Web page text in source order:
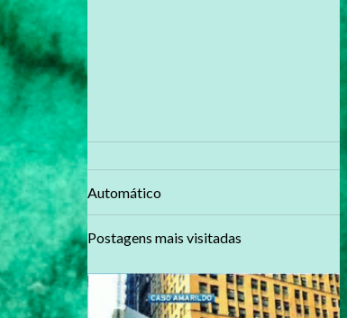
Automático
Postagens mais visitadas